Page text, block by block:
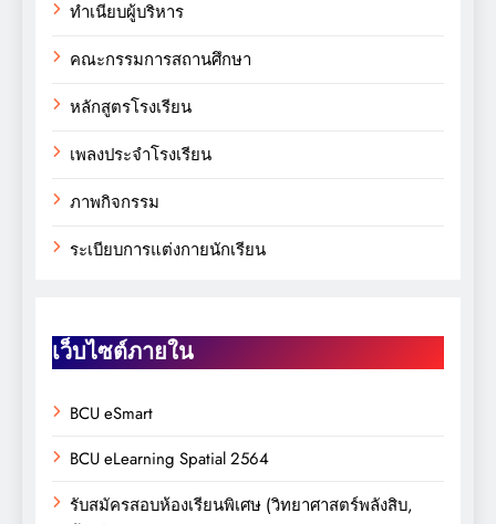
ทำเนียบผู้บริหาร
คณะกรรมการสถานศึกษา
หลักสูตรโรงเรียน
เพลงประจำโรงเรียน
ภาพกิจกรรม
ระเบียบการแต่งกายนักเรียน
เว็บไซต์ภายใน
BCU eSmart
BCU eLearning Spatial 2564
รับสมัครสอบห้องเรียนพิเศษ (วิทยาศาสตร์พลังสิบ,